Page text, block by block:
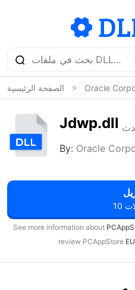
الصفحة الرئيسية Oracle
Jdwp.dll
By: Oracle
See more information about
review PCAppStore